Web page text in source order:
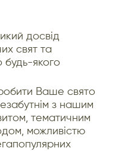
досвід
свят та
будь-якого
Ваше свято
з нашим
тематичним
можливістю